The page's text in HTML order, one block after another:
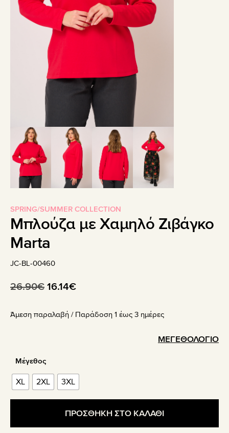
SPRING/SUMMER COLLECTION
Μπλούζα με Χαμηλό Ζιβάγκο
Marta
JC-BL-00460
26.90€ Original
was:
16.14€Η
τιμή
Άμεση παραλαβή / Παράδoση 1 έως 3 ημέρες
ΜΕΓΕΘΟΛΟΓΙΟ
Μέγεθος
XL 2XL 3XL
ΠΡΟΣΘΗΚΗ ΣΤΟ ΚΑΛΑΘΙ